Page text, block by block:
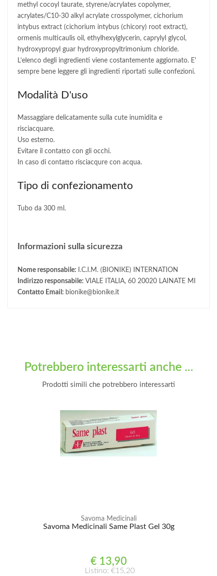
methyl cocoyl taurate, styrene/acrylates copolymer,
acrylates/C10-30 alkyl acrylate crosspolymer, cichorium
intybus extract (cichorium intybus (chicory) root extract),
ormenis multicaulis oil, ethylhexylglycerin, caprylyl glycol,
hydroxypropyl guar hydroxypropyltrimonium chloride.
L’elenco degli ingredienti viene costantemente aggiornato. E'
sempre bene leggere gli ingredienti riportati sulle confezioni.
Modalità D'uso
Massaggiare delicatamente sulla cute inumidita e
risciacquare.
Uso esterno.
Evitare il contatto con gli occhi.
In caso di contatto risciacqure con acqua.
Tipo di confezionamento
Tubo da 300 ml.
Informazioni sulla sicurezza
Nome responsabile:
I.C.I.M. (BIONIKE) INTERNATION
Indirizzo responsabile: VIALE ITALIA, 60 20020 LAINATE MI
Contatto Email: bionike@bionike.it
Potrebbero interessarti anche ...
Prodotti simili che potrebbero interessarti
Savoma Medicinali
Savoma Medicinali Same Plast Gel 30g
€ 13,90
Listino: €15,20